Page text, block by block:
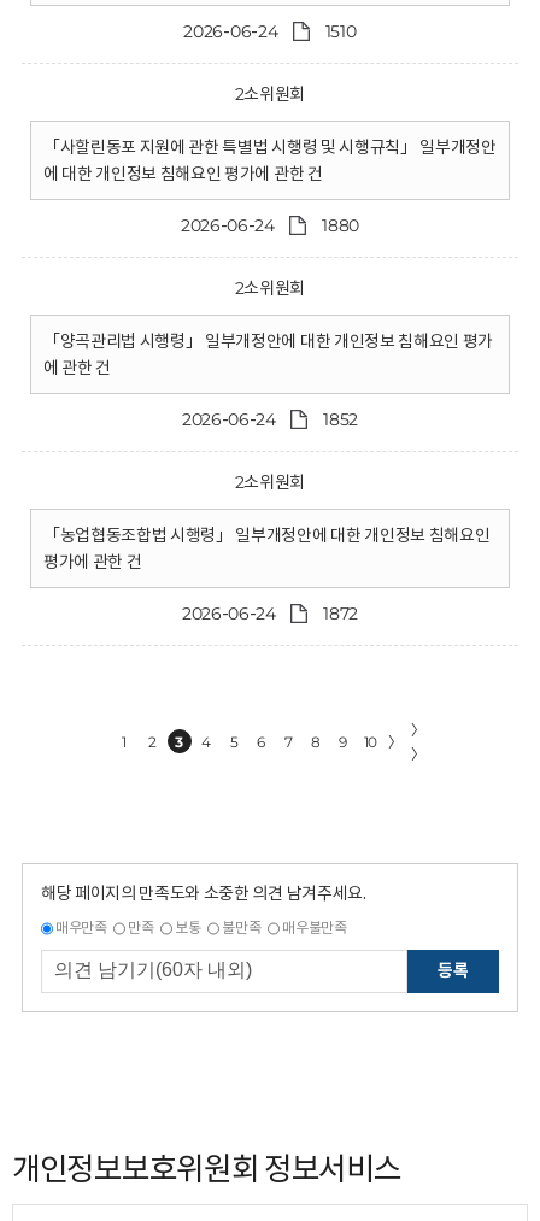
2026-06-24 1510
2소위원회
「사할린동포 지원에 관한 특별법 시행령 및 시행규칙」 일부개정안
에 대한 개인정보 침해요인 평가에 관한 건
2026-06-24 1880
2소위원회
「양곡관리법 시행령」 일부개정안에 대한 개인정보 침해요인 평가
에 관한 건
2026-06-24 1852
2소위원회
「농업협동조합법 시행령」 일부개정안에 대한 개인정보 침해요인
평가에 관한 건
2026-06-24 1872
1 2 3 4 5 6 7 8 9 10 〉
〉
〉
해당 페이지의 만족도와 소중한 의견 남겨주세요.
매우만족 만족 보통 불만족 매우불만족
등록
개인정보보호위원회 정보서비스